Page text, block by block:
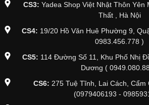
CS3: Yadea Shop Việt Nhật Thôn Yên
Thất , Hà Nội
CS4: 19/20 Hồ Văn Huê Phường 9,
0983.456.778 )
CS5: 114 Đường Số 11, Khu Phố Nhị
Dương (
CS6: 275 Tuệ Tĩnh, Lai Cách, Cẩm
(0979406193 -